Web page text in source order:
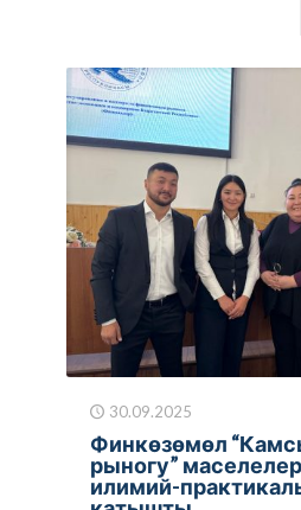
30.09.2025
Финкөзөмөл
рыногу”
илимий-